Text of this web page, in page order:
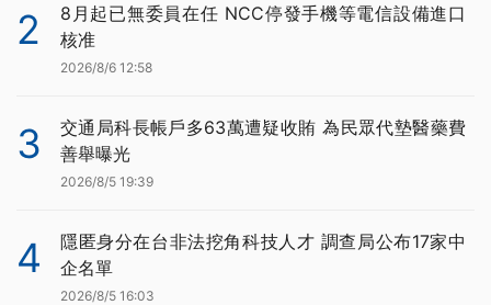
2
8月起已無委員在任 NCC停發手機等電信設備進口
核准
2026/8/6 12:58
3
交通局科長帳戶多63萬遭疑收賄 為民眾代墊醫藥費
善舉曝光
2026/8/5 19:39
4
隱匿身分在台非法挖角科技人才 調查局公布17家中
企名單
2026/8/5 16:03